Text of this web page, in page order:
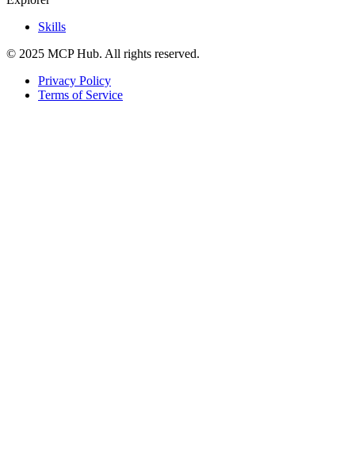
Skills
© 2025 MCP Hub. All rights reserved.
Privacy Policy
Terms of Service